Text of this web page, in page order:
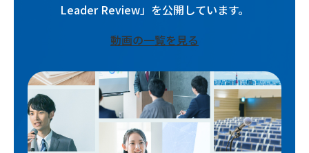
Leader Review」を公開しています。
動画の一覧を見る